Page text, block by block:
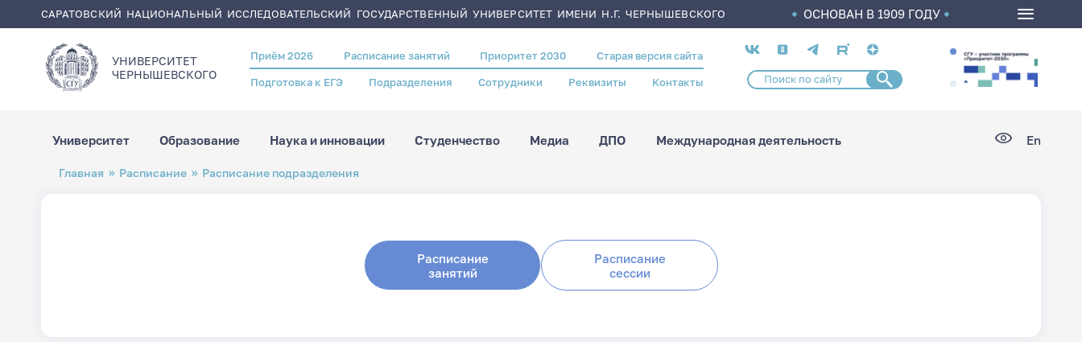
САРАТОВСКИЙ НАЦИОНАЛЬНЫЙ ИССЛЕДОВАТЕЛЬСКИЙ ГОСУДАРСТВЕННЫЙ УНИВЕРСИТЕТ ИМЕНИ Н.Г. ЧЕРНЫШЕВСКОГО ОСНОВАН В 1909 ГОДУ
УНИВЕРСИТЕТ
ЧЕРНЫШЕВСКОГO
Header
menu
Приём 2026 Расписание занятий Приоритет 2030 Старая версия сайта
Подготовка к ЕГЭ Подразделения Сотрудники Реквизиты Контакты
Социальные
сети
Университет Образование Наука и инновации Студенчество Медиа ДПО Международная деятельность En
Строка
навигации
Главная Расписание Расписание подразделения
Расписание
занятий
Расписание
сессии